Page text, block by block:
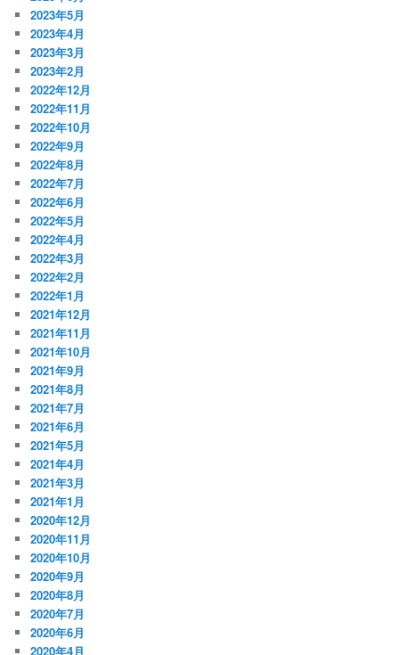
2023年5月
2023年4月
2023年3月
2023年2月
2022年12月
2022年11月
2022年10月
2022年9月
2022年8月
2022年7月
2022年6月
2022年5月
2022年4月
2022年3月
2022年2月
2022年1月
2021年12月
2021年11月
2021年10月
2021年9月
2021年8月
2021年7月
2021年6月
2021年5月
2021年4月
2021年3月
2021年1月
2020年12月
2020年11月
2020年10月
2020年9月
2020年8月
2020年7月
2020年6月
2020年4月